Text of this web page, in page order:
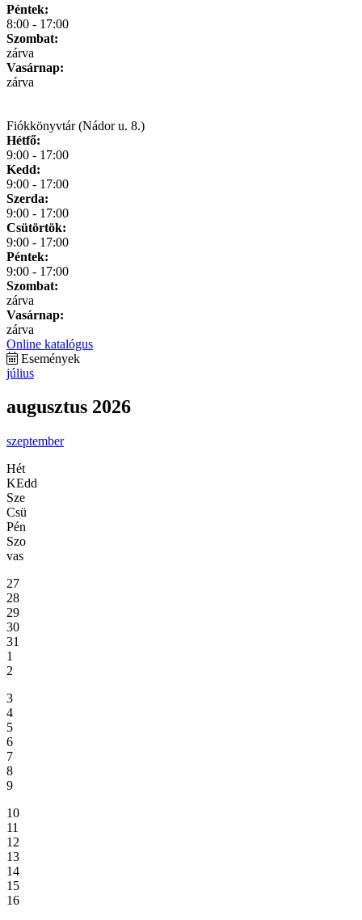
Péntek:
8:00 - 17:00
Szombat:
zárva
Vasárnap:
zárva
Fiókkönyvtár (Nádor u. 8.)
Hétfő:
9:00 - 17:00
Kedd:
9:00 - 17:00
Szerda:
9:00 - 17:00
Csütörtök:
9:00 - 17:00
Péntek:
9:00 - 17:00
Szombat:
zárva
Vasárnap:
zárva
Online katalógus
Események
július
augusztus 2026
szeptember
Hét
KEdd
Sze
Csü
Pén
Szo
vas
27
28
29
30
31
1
2
3
4
5
6
7
8
9
10
11
12
13
14
15
16